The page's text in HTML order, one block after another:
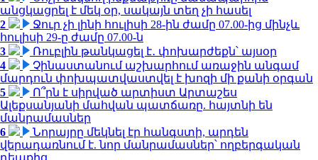
անցկացրել է մեկ օր, սակայն տեղ չի հասել
2
Ջուր չի լինի հուլիսի 28-ին ժամը 07.00-ից մինչև
հուլիսի 29-ը ժամը 07.00-ն
3
Ռուբլին թանկացել է․ փոխարժեքն՝ այսօր
4
Չինաստանում աշխարհում առաջին անգամ
մարդուն փոխպատվաստվել է խոզի մի քանի օրգան
5
Ո՞րն է սիրված արտիստ Արտաշես
Ալեքսանյանի մահվան պատճառը. հայտնի են
մանրամասներ
6
Նորայրը մեկնել էր հանգստի, արդեն
վերադառնում է. նոր մանրամասներ՝ ողբերգական
դեպքից